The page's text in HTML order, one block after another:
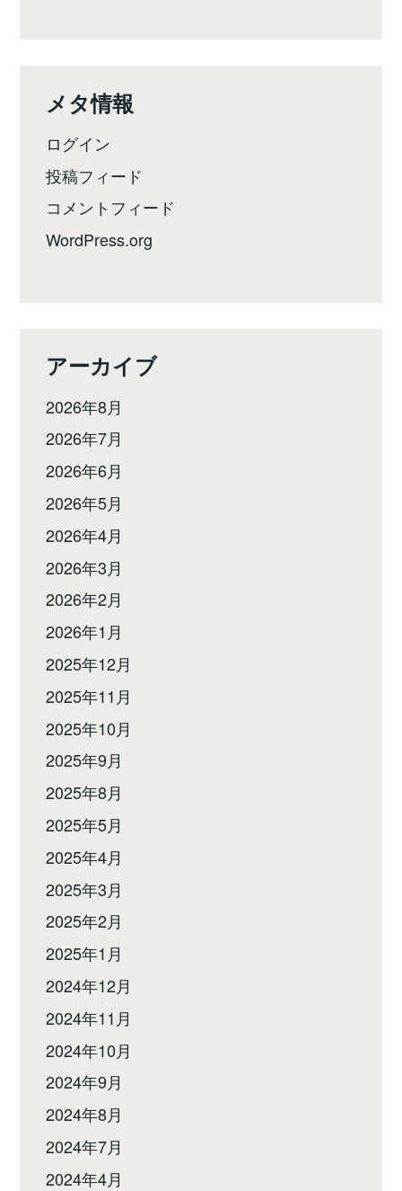
メタ情報
ログイン
投稿フィード
コメントフィード
WordPress.org
アーカイブ
2026年8月
2026年7月
2026年6月
2026年5月
2026年4月
2026年3月
2026年2月
2026年1月
2025年12月
2025年11月
2025年10月
2025年9月
2025年8月
2025年5月
2025年4月
2025年3月
2025年2月
2025年1月
2024年12月
2024年11月
2024年10月
2024年9月
2024年8月
2024年7月
2024年4月